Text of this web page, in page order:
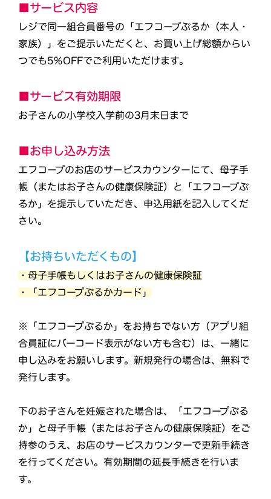
■サービス内容
レジで同一組合員番号の「エフコープぷるか（本人・
家族）」をご提示いただくと、お買い上げ総額からい
つでも5％OFFでご利用いただけます。
■サービス有効期限
お子さんの小学校入学前の3月末日まで
■お申し込み方法
エフコープのお店のサービスカウンターにて、母子手
帳（またはお子さんの健康保険証）と「エフコープぷ
るか」を提示していただき、申込用紙を記入してくだ
さい。
【お持ちいただくもの】
・母子手帳もしくはお子さんの健康保険証
・「エフコープぷるかカード」
※「エフコープぷるか」をお持ちでない方（アプリ組
合員証にバーコード表示がない方も含む）は、一緒に
申し込みをお願いします。新規発行の場合は、無料で
発行します。
下のお子さんを妊娠された場合は、「エフコープぷる
か」と母子手帳（またはお子さんの健康保険証）をご
持参のうえ、お店のサービスカウンターで更新手続き
を行ってください。有効期間の延長手続きを行いま
す。